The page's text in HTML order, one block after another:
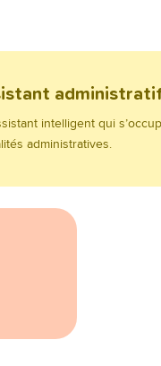
intelligent qui
administratives.